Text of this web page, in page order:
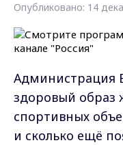
Опубликовано: 14
Администрация
здоровый образ
спортивных
и сколько ещё